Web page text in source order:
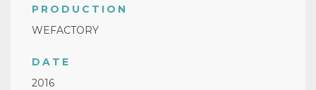
PRODUCTION
WEFACTORY
DATE
2016